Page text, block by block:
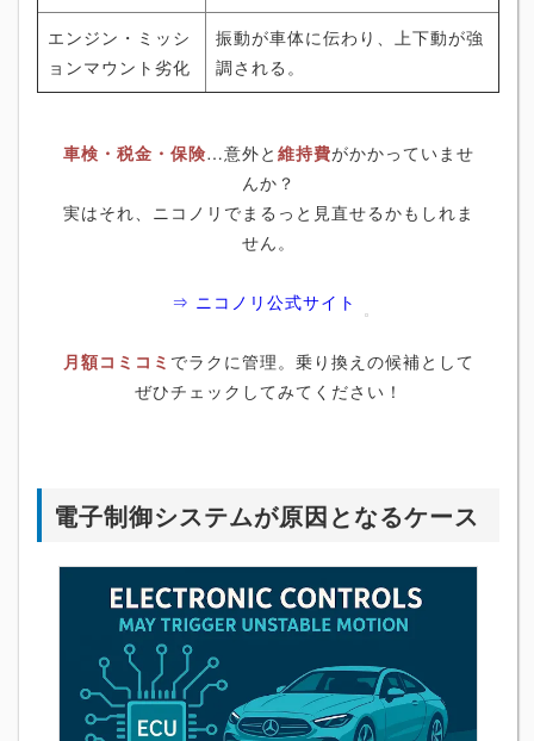
エンジン・ミッシ
ョンマウント劣化
振動が車体に伝わり、上下動が強
調される。
車検・税金・保険…意外と 維持費がかかっていませ
んか？
実はそれ、ニコノリでまるっと見直せるかもしれま
せん。
⇒ ニコノリ公式サイト
月額コミコミ でラクに管理。乗り換えの候補として
ぜひチェックしてみてください！
電子制御システムが原因となるケース